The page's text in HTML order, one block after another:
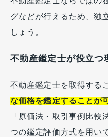
グなどが行えるため、独
しょう。
不動産鑑定士が役立つ
不動産鑑定士を取得する
な価格を鑑定することが
「原価法・取引事例比較
つの鑑定評価方式を用い